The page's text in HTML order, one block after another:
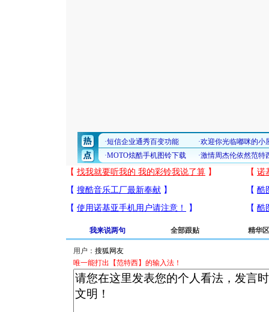
我来说两句 全部跟贴 精华区
用户：
唯一能打出【范特西】的输入法！